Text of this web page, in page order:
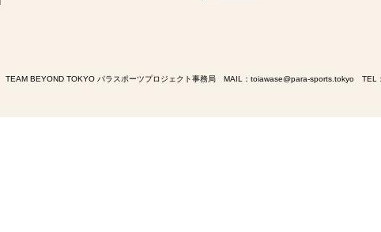
TEAM BEYOND TOKYO パラスポーツプロジェクト事務局 MAIL： toiawase@para-sports.tokyo TEL：